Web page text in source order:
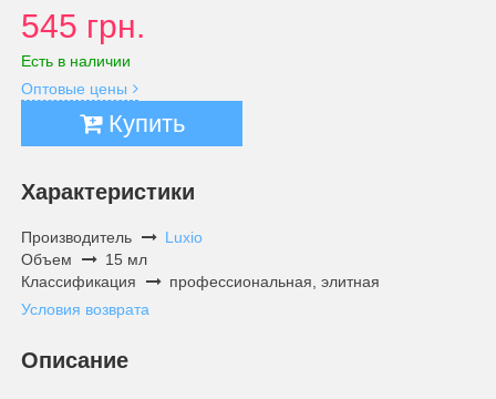
545 грн.
Есть в наличии
Оптовые цены
Купить
Характеристики
Производитель
Luxio
Объем
15 мл
Классификация
профессиональная, элитная
Условия возврата
Описание